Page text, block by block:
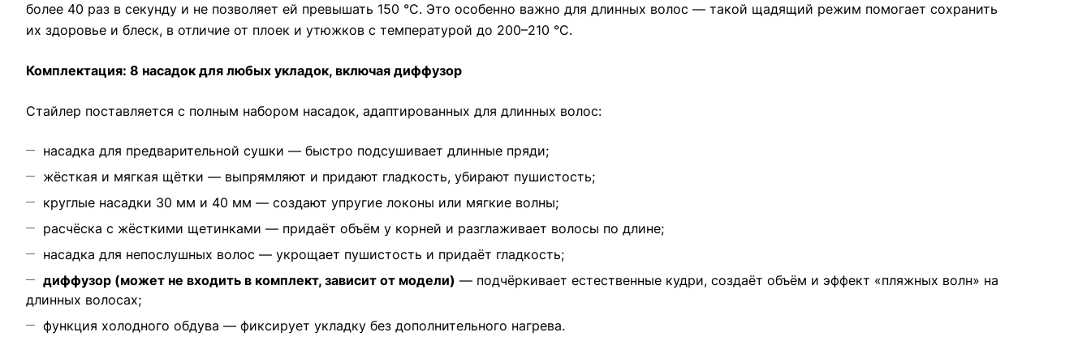
более 40 раз в секунду и не позволяет ей превышать 150 °C. Это особенно важно для длинных волос — такой щадящий режим помогает сохранить
их здоровье и блеск, в отличие от плоек и утюжков с температурой до 200–210 °C.
Комплектация: 8 насадок для любых укладок, включая диффузор
Стайлер поставляется с полным набором насадок, адаптированных для длинных волос:
насадка для предварительной сушки — быстро подсушивает длинные пряди;
жёсткая и мягкая щётки — выпрямляют и придают гладкость, убирают пушистость;
круглые насадки 30 мм и 40 мм — создают упругие локоны или мягкие волны;
расчёска с жёсткими щетинками — придаёт объём у корней и разглаживает волосы по длине;
насадка для непослушных волос — укрощает пушистость и придаёт гладкость;
диффузор (может не входить в комплект, зависит от модели) — подчёркивает естественные кудри, создаёт объём и эффект «пляжных волн» на
длинных волосах;
функция холодного обдува — фиксирует укладку без дополнительного нагрева.